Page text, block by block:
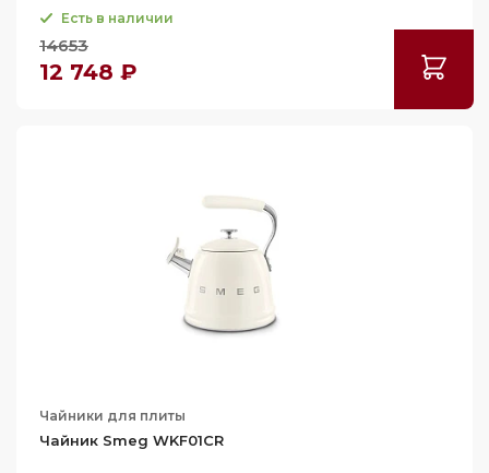
Есть в наличии
14653
12 748 ₽
Чайники для плиты
Чайник Smeg WKF01CR